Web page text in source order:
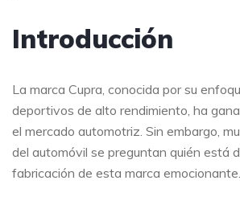
Introducción
La marca Cupra, conocida por su
deportivos de alto rendimiento, ha
el mercado automotriz. Sin embargo,
del automóvil se preguntan quién está
fabricación de esta marca emocionante.